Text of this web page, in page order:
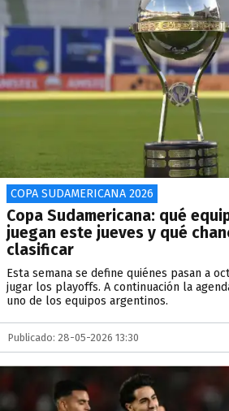
COPA SUDAMERICANA 2026
Copa Sudamericana: qué
juegan este jueves y qué
clasificar
Esta semana se define quiénes pasan a
jugar los playoffs. A continuación la
uno de los equipos argentinos.
Publicado: 28-05-2026 13:30